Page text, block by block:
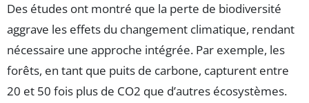
Des études ont montré que la perte de biodiversité
aggrave les effets du changement climatique, rendant
nécessaire une approche intégrée. Par exemple, les
forêts, en tant que puits de carbone, capturent entre
20 et 50 fois plus de CO2 que d’autres écosystèmes.